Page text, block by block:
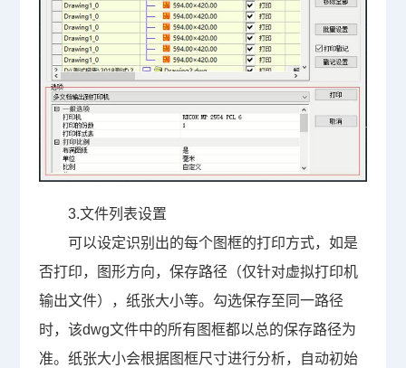
3.文件列表设置
可以设定识别出的每个图框的打印方式，如是
否打印，图形方向，保存路径（仅针对虚拟打印机
输出文件），纸张大小等。勾选保存至同一路径
时，该dwg文件中的所有图框都以总的保存路径为
准。纸张大小会根据图框尺寸进行分析，自动初始